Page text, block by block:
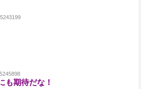
も期待だな！